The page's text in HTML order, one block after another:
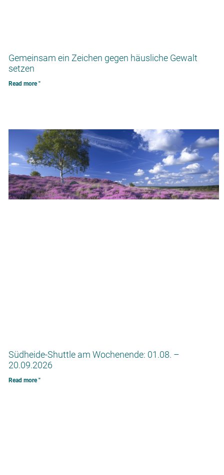
Gemeinsam ein Zeichen gegen häusliche Gewalt
setzen
Read more "
Südheide-Shuttle am Wochenende: 01.08. –
20.09.2026
Read more "